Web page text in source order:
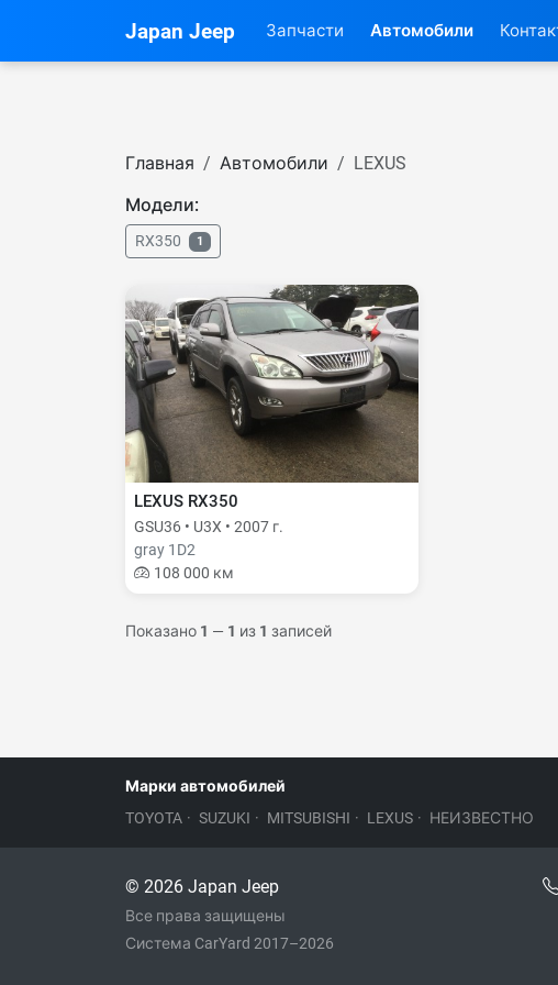
Japan Jeep Запчасти Автомобили
Главная Автомобили
LEXUS
Модели:
RX350 1
LEXUS RX350
GSU36 • U3X • 2007 г.
gray 1D2
108 000 км
Показано 1 — 1 из 1 записей
Марки автомобилей
TOYOTA · SUZUKI · MITSUBISHI · LEXUS · НЕИЗВЕСТНО
© 2026 Japan Jeep
Все права защищены
Система CarYard 2017–2026